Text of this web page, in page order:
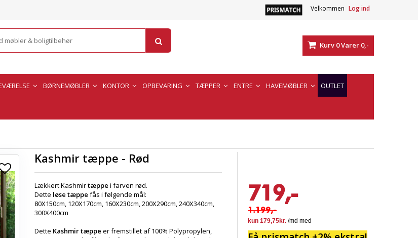
Velkommen Log ind
Kurv 0Varer 0,-
BØRNEMØBLER KONTOR OPBEVARING TÆPPER ENTRE HAVEMØBLER OUTLET
Kashmir tæppe - Rød
Lækkert Kashmirtæppe i farven rød.
Dette løse tæppe fås i følgende mål:
80X150cm, 120X170cm, 160X230cm, 200X290cm, 240X340cm,
300X400cm
Dette Kashmir tæppe er fremstillet af 100% Polypropylen,
719,-
1.199,-